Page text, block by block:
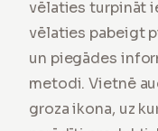
vēlaties turpināt
vēlaties pabeigt
un piegādes
metodi. Vietnē
groza ikona, uz